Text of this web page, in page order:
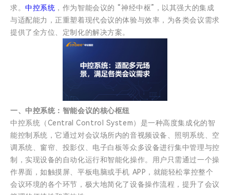
求。中控系统 ，作为智能会议的 “神经中枢”，以其强大的集成
与适配能力，正重塑着现代会议的体验与效率，为各类会议需求
提供了全方位、定制化的解决方案。
一、中控系统：智能会议的核心枢纽
中控系统（Central Control System）是一种高度集成化的智
能控制系统，它通过对会议场所内的音视频设备、照明系统、空
调系统、窗帘、投影仪、电子白板等众多设备进行集中管理与控
制，实现设备的自动化运行和智能化操作。用户只需通过一个操
作界面，如触摸屏、平板电脑或手机 APP，就能轻松掌控整个
会议环境的各个环节，极大地简化了设备操作流程，提升了会议